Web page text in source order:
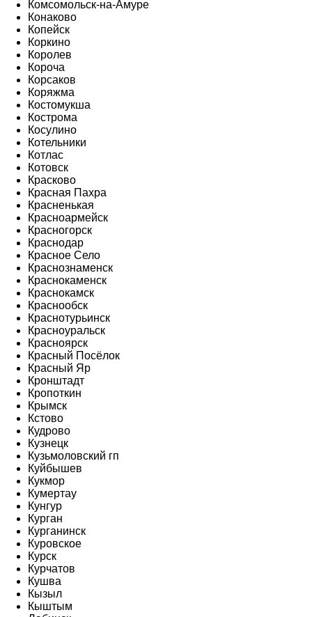
Комсомольск-на-Амуре
Конаково
Копейск
Коркино
Королев
Короча
Корсаков
Коряжма
Костомукша
Кострома
Косулино
Котельники
Котлас
Котовск
Красково
Красная Пахра
Красненькая
Красноармейск
Красногорск
Краснодар
Красное Село
Краснознаменск
Краснокаменск
Краснокамск
Краснообск
Краснотурьинск
Красноуральск
Красноярск
Красный Посёлок
Красный Яр
Кронштадт
Кропоткин
Крымск
Кстово
Кудрово
Кузнецк
Кузьмоловский гп
Куйбышев
Кукмор
Кумертау
Кунгур
Курган
Курганинск
Куровское
Курск
Курчатов
Кушва
Кызыл
Кыштым